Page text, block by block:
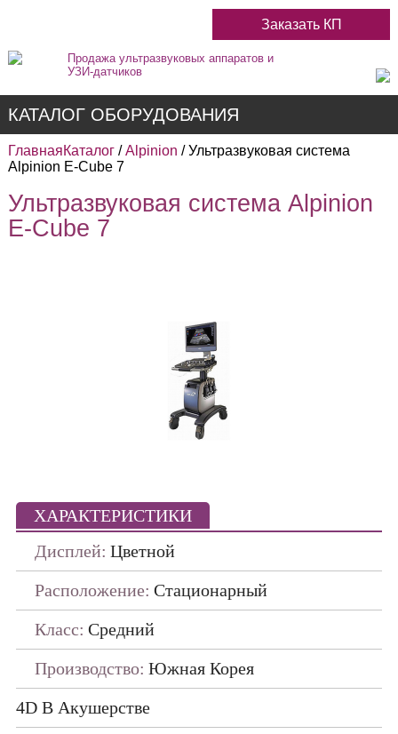
Заказать КП
Продажа ультразвуковых аппаратов и
УЗИ-датчиков
КАТАЛОГ ОБОРУДОВАНИЯ
Недорогие
ДАТЧИКИ
ГлавнаяКаталог/Alpinion / Ультразвуковая система
Alpinion E-Cube 7
Ультразвуковая система Alpinion
E-Cube 7
ХАРАКТЕРИСТИКИ
Дисплей: Цветной
Расположение: Стационарный
Класс: Средний
Производство: Южная Корея
4D В Акушерстве